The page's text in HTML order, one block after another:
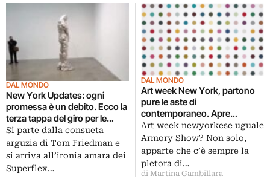
DAL MONDO
New York Updates: ogni
promessa è un debito. Ecco la
terza tappa del giro per le
gallerie di Chelsea. I pezzi forti
di questa puntata? Tom
Friedman, i Superflex e un
Yinka Shonibare in gran forma
Si parte dalla consueta
arguzia di Tom Friedman e
si arriva all’ironia amara dei
Superflex…
DAL MONDO
Art week New York, partono
pure le aste di
contemporaneo. Apre
Christie’s, che strizza l’occhio
alle opere affordables…
Art week newyorkese uguale
Armory Show? Non solo,
apparte che c’è sempre la
pletora di…
di Martina Gambillara